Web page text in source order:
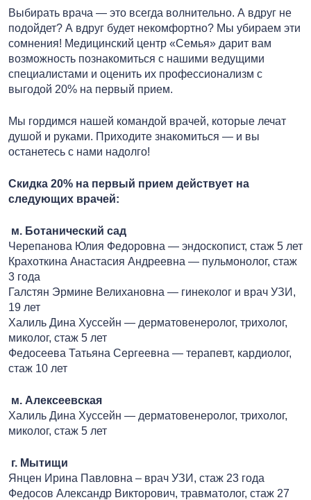
Выбирать врача — это всегда волнительно. А вдруг не
подойдет? А вдруг будет некомфортно? Мы убираем эти
сомнения! Медицинский центр «Семья» дарит вам
возможность познакомиться с нашими ведущими
специалистами и оценить их профессионализм с
выгодой 20% на первый прием.
Мы гордимся нашей командой врачей, которые лечат
душой и руками. Приходите знакомиться — и вы
останетесь с нами надолго!
Скидка 20% на первый прием действует на
следующих врачей:
м. Ботанический сад
Черепанова Юлия Федоровна — эндоскопист, стаж 5 лет
Крахоткина Анастасия Андреевна — пульмонолог, стаж
3 года
Галстян Эрмине Велихановна — гинеколог и врач УЗИ,
19 лет
Халиль Дина Хуссейн — дерматовенеролог, трихолог,
миколог, стаж 5 лет
Федосеева Татьяна Сергеевна — терапевт, кардиолог,
стаж 10 лет
м. Алексеевская
Халиль Дина Хуссейн — дерматовенеролог, трихолог,
миколог, стаж 5 лет
г. Мытищи
Янцен Ирина Павловна – врач УЗИ, стаж 23 года
Федосов Александр Викторович, травматолог, стаж 27